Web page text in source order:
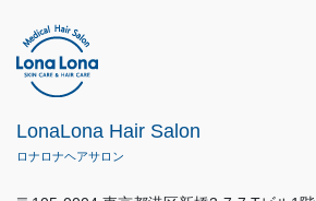
LonaLona Hair Salon
ロナロナヘアサロン